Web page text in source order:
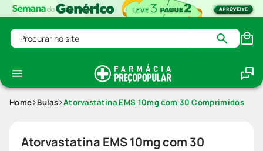
Procurar no site
Home Bulas Atorvastatina EMS 10mg com 30 Comprimidos
Atorvastatina EMS 10mg com 30